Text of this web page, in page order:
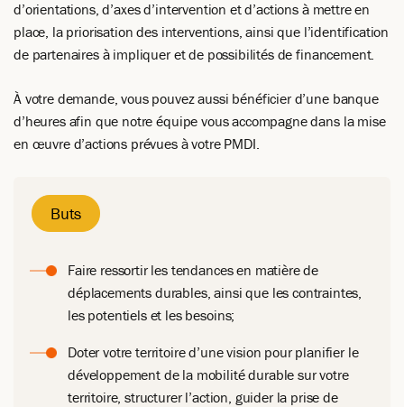
d’orientations, d’axes d’intervention et d’actions à mettre en
place, la priorisation des interventions, ainsi que l’identification
de partenaires à impliquer et de possibilités de financement.
À votre demande, vous pouvez aussi bénéficier d’une banque
d’heures afin que notre équipe vous accompagne dans la mise
en œuvre d’actions prévues à votre PMDI.
Buts
Faire ressortir les tendances en matière de
déplacements durables, ainsi que les contraintes,
les potentiels et les besoins;
Doter votre territoire d’une vision pour planifier le
développement de la mobilité durable sur votre
territoire, structurer l’action, guider la prise de